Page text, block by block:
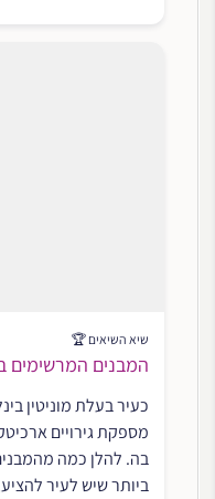
שיא השיאים 🏆
המבנים המרשימים
כעיר בעלת מוניטין
מספקת גירויים
בה. להלן כמה
ביותר שיש לעיר